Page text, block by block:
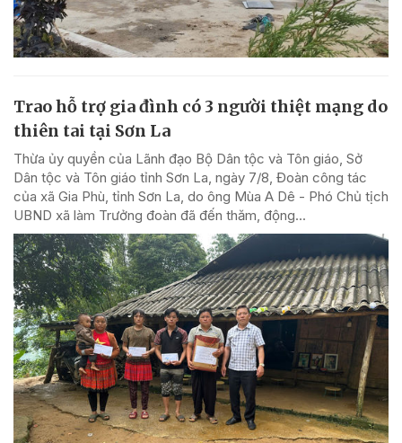
Trao hỗ trợ gia đình có 3 người thiệt mạng do
thiên tai tại Sơn La
Thừa ủy quyền của Lãnh đạo Bộ Dân tộc và Tôn giáo, Sở
Dân tộc và Tôn giáo tỉnh Sơn La, ngày 7/8, Đoàn công tác
của xã Gia Phù, tỉnh Sơn La, do ông Mùa A Dê - Phó Chủ tịch
UBND xã làm Trưởng đoàn đã đến thăm, động...